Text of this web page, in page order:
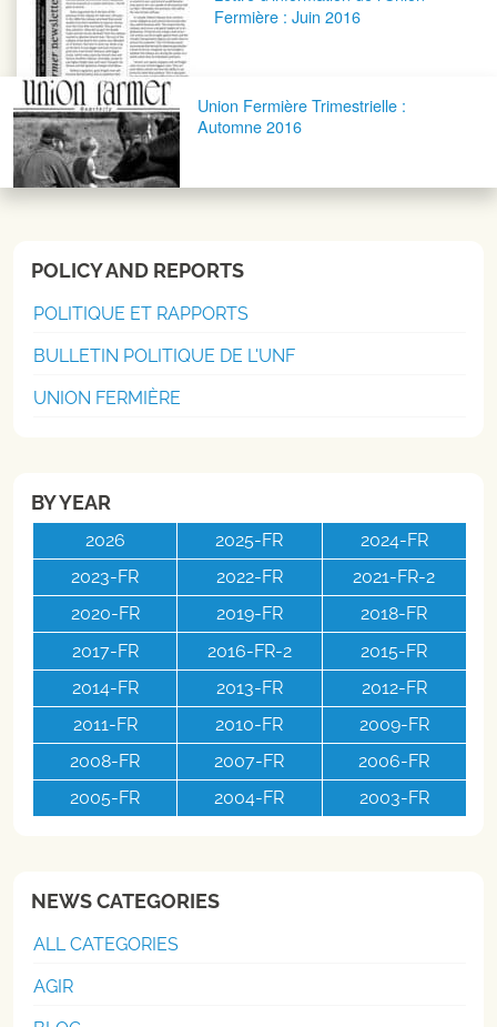
Fermière : Juin 2016
Union Fermière Trimestrielle :
Automne 2016
POLICY AND REPORTS
POLITIQUE ET RAPPORTS
BULLETIN POLITIQUE DE L'UNF
UNION FERMIÈRE
BY YEAR
2026 2025-FR
2024-FR
2023-FR
2022-FR
2021-FR-2
2020-FR
2019-FR
2018-FR
2017-FR
2016-FR-2
2015-FR
2014-FR
2013-FR
2012-FR
2011-FR
2010-FR
2009-FR
2008-FR
2007-FR
2006-FR
2005-FR
2004-FR 2003-FR
NEWS CATEGORIES
ALL CATEGORIES
AGIR